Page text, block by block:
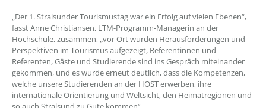
„Der 1. Stralsunder Tourismustag war ein Erfolg auf vielen Ebenen“,
fasst Anne Christiansen, LTM-Programm-Managerin an der
Hochschule, zusammen, „vor Ort wurden Herausforderungen und
Perspektiven im Tourismus aufgezeigt, Referentinnen und
Referenten, Gäste und Studierende sind ins Gespräch miteinander
gekommen, und es wurde erneut deutlich, dass die Kompetenzen,
welche unsere Studierenden an der HOST erwerben, ihre
internationale Orientierung und Weltsicht, den Heimatregionen und